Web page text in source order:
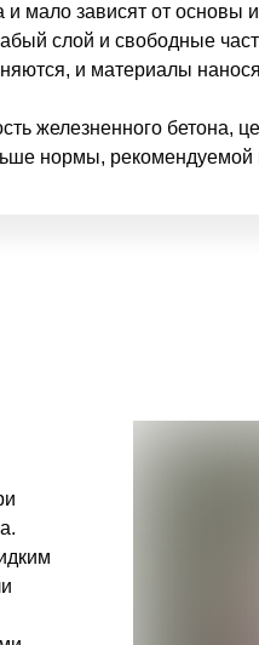
и мало зависят от
слой и свободные
и материалы
железненного бетона,
нормы,